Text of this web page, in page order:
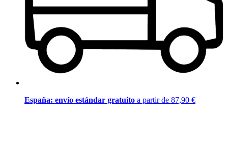
España: envío estándar gratuito a partir de 87,90 €